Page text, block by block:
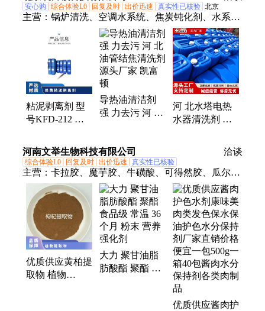
缓蚀剂
安心购 综合体验L0 回复及时 出价迅速 真实性已核验 北京
主营： 锅炉清洗、空调水系统、焦炭钝化剂、水系统
杀菌、阻垢分散剂、洗涤高温水、粉尘抑制剂、脱硫
增效剂、在线清洗剂、氧化除藻剂、杀菌灭藻剂、水
系统管道、无二氧化氯、空调冷凝器、金属表面油
污、清除附着藻类、烟气湿法脱硫、高电导反渗透、
通风系统清洗、空调风机盘管、导热油炉清洗、玻璃
鳞片胶泥、烟气脱硫脱硝、锅炉除垢除锈、填料水垢
清洗
粘泥剥离剂 型
号KFD-212 暂
围6-8 有效物质
含量30％
导热油清洁剂
强 力去污 河 北
顿
河 北水塔电热
水器清洗剂 管
设备 可定制 凯
富顿
河南文举生物科技有限公司 洽谈
综合体验L0 回复及时 出价迅速 真实性已核验
主营： 卡拉胶、魔芋胶、牛磺酸、可得然胶、瓜尔豆
胶、沙蒿子胶、海藻酸钠、纳他酶素、食用明胶、聚
丙烯酸钠、甲基纤维素、酪蛋白酸钠、普鲁兰多糖、
乳酸链球菌素、食品级黄原胶
优质供应黄柏提
取物 植物
大力 聚甘油脂
肪酸酯 聚酯 食
优质供应酱肉护